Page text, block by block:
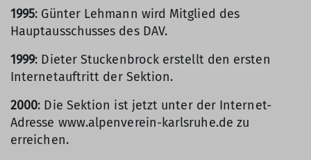
1995: Günter Lehmann wird Mitglied des
Hauptausschusses des DAV.
1999: Dieter Stuckenbrock erstellt den ersten
Internetauftritt der Sektion.
2000: Die Sektion ist jetzt unter der Internet-
Adresse www.alpenverein-karlsruhe.de zu
erreichen.